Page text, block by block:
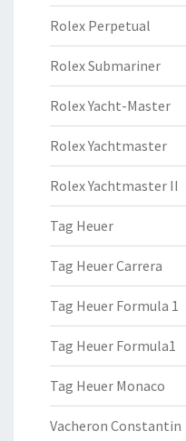
Rolex Perpetual
Rolex Submariner
Rolex Yacht-Master
Rolex Yachtmaster
Rolex Yachtmaster II
Tag Heuer
Tag Heuer Carrera
Tag Heuer Formula 1
Tag Heuer Formula1
Tag Heuer Monaco
Vacheron Constantin